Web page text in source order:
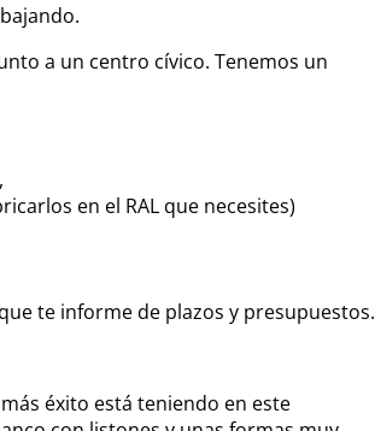
a un centro cívico. Tenemos un
en el RAL que necesites)
te informe de plazos y presupuestos.
éxito está teniendo en este